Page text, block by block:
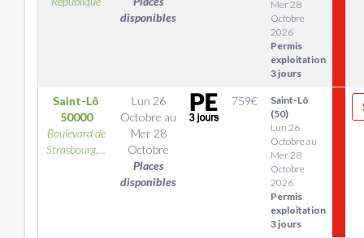
disponibles
Mer 28
Octobre
2026
Permis
exploitation
3 jours
Saint-Lô
50000
Boulevard de
Strasbourg,...
Lun 26
Octobre au
Mer 28
Octobre
Places
disponibles
759€
Saint-Lô
(50)
Lun 26
Octobre au
Mer 28
Octobre
2026
Permis
exploitation
3 jours